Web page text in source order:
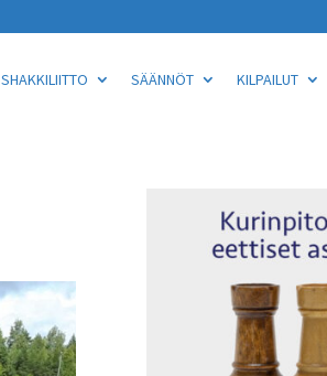
SHAKKILIITTO SÄÄNNÖT KILPAILUT